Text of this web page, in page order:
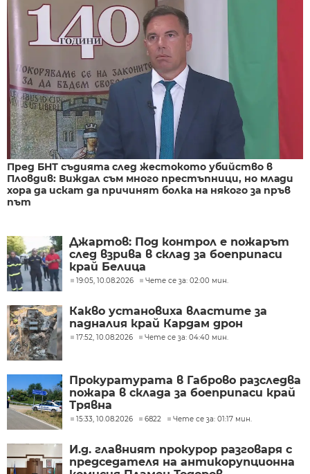
Пред БНТ съдията след жестокото убийство в
Пловдив: Виждал съм много престъпници, но млади
хора да искат да причинят болка на някого за пръв
път
Джартов: Под контрол е пожарът
след взрива в склад за боеприпаси
край Белица
19:05, 10.08.2026 Чете се за: 02:00 мин.
Какво установиха властите за
падналия край Кардам дрон
17:52, 10.08.2026 Чете се за: 04:40 мин.
Прокуратурата в Габрово разследва
пожара в склада за боеприпаси край
Трявна
15:33, 10.08.2026 6822 Чете се за: 01:17 мин.
И.д. главният прокурор разговаря с
председателя на антикорупционна